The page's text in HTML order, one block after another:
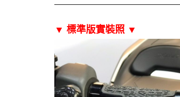
▼ 標準版實裝照 ▼